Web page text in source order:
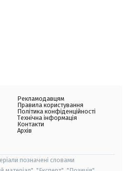
Рекламодавцям
Правила користування
Політика конфіденційності
Технічна інформація
Контакти
Архів
позначені словами